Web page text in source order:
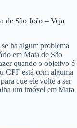
de São João – Veja
há algum problema
em Mata de São
quando o objetivo é
CPF está com alguma
que ele volte a ser
um imóvel em Mata